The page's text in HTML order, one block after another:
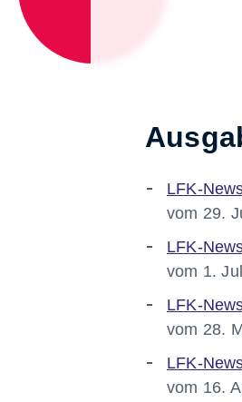
LFK-
vom 29.
LFK-
vom 1.
LFK-
vom 28.
LFK-
vom 16.